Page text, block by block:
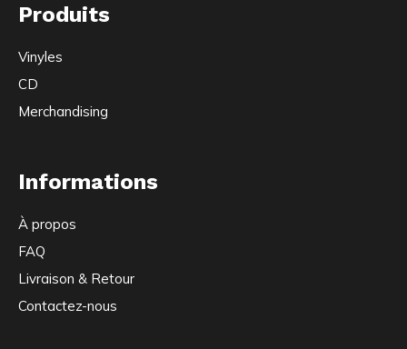
Produits
Vinyles
CD
Merchandising
Informations
À propos
FAQ
Livraison & Retour
Contactez-nous